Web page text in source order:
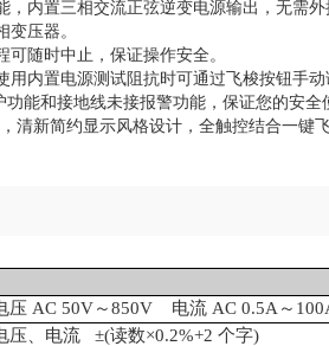
，内置三相交流正弦逆变电源输出，无需
变压器。
随时中止，保证操作安全。
用内置电源测试阻抗时可通过飞梭按钮手
功能和接地线未接报警功能，保证您的安全
清新简约显示风格设计，全触控结合一键
压 AC 50V～850V 电流 AC 0.5A～
压、电流
±(读数×0.2%+2 个字)